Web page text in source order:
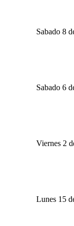
Sabado 8
Sabado 6
Viernes 2
Lunes 15